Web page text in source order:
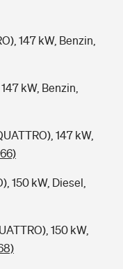
147 kW, Benzin,
kW, Benzin,
147 kW,
150 kW, Diesel,
150 kW,